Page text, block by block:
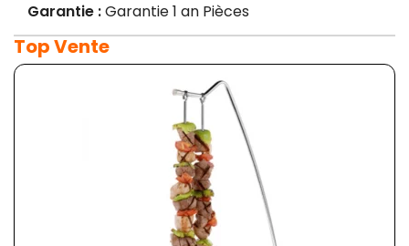
Garantie :Garantie 1 an Pièces
Top Vente